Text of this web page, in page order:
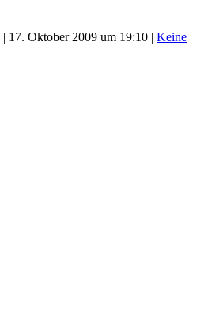
| 17. Oktober 2009 um 19:10 | Keine